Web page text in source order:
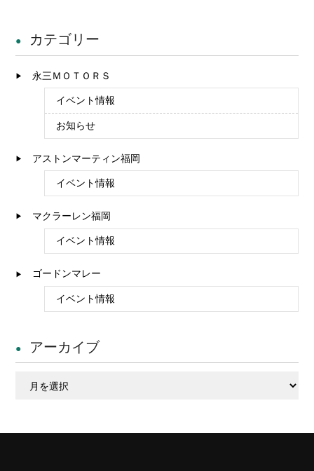
カテゴリー
永三ＭＯＴＯＲＳ
イベント情報
お知らせ
アストンマーティン福岡
イベント情報
マクラーレン福岡
イベント情報
ゴードンマレー
イベント情報
アーカイブ